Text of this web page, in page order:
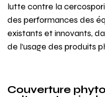
lutte contre la
des performances des
existants et innovants,
de l’usage des produits
Couverture